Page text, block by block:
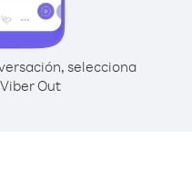
selecciona
Out